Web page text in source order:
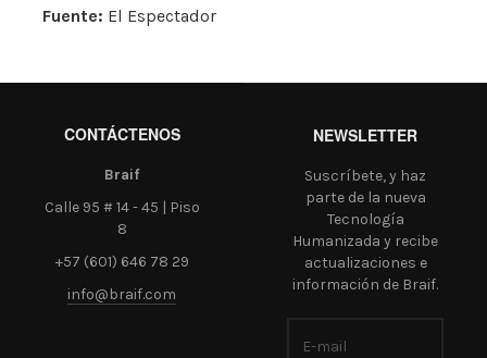
Fuente: El Espectador
CONTÁCTENOS
Braif
Calle 95 # 14 - 45 | Piso
8
+57 (601) 646 78 29
info@braif.com
NEWSLETTER
Suscríbete, y haz
parte de la nueva
Tecnología
Humanizada y recibe
actualizaciones e
información de Braif.